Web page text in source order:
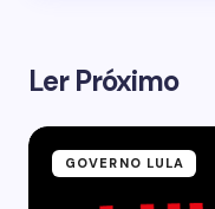
Ler Próximo
GOVERNO LULA